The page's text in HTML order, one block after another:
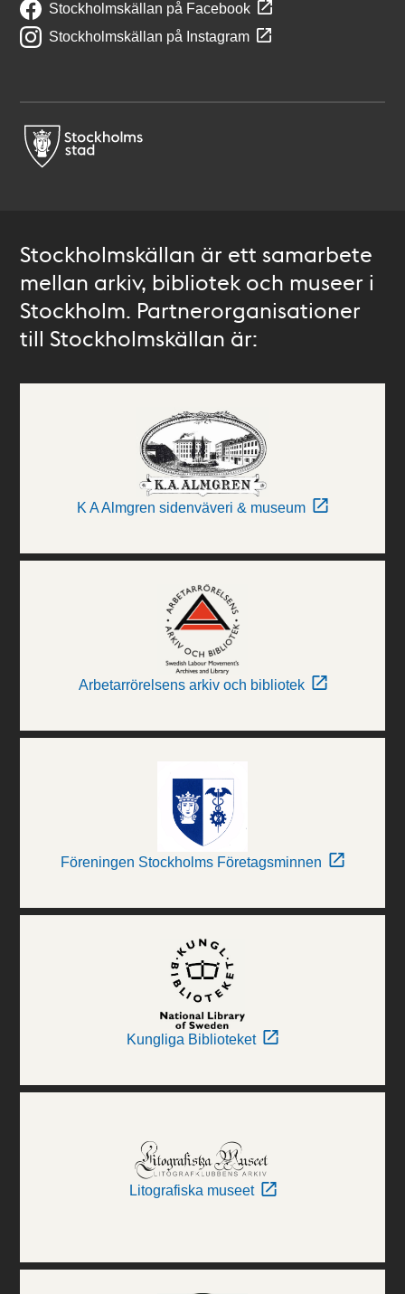
Stockholmskällan på Facebook
Stockholmskällan på Instagram
Stockholmskällan är ett samarbete
mellan arkiv, bibliotek och museer i
Stockholm. Partnerorganisationer
till Stockholmskällan är:
K A Almgren sidenväveri & museum
Arbetarrörelsens arkiv och bibliotek
Föreningen Stockholms Företagsminnen
Kungliga Biblioteket
Litografiska museet